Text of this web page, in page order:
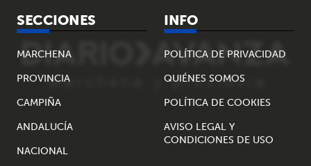
SECCIONES
MARCHENA
PROVINCIA
CAMPIÑA
ANDALUCÍA
NACIONAL
INFO
POLÍTICA DE PRIVACIDAD
QUIÉNES SOMOS
POLÍTICA DE COOKIES
AVISO LEGAL Y
CONDICIONES DE USO